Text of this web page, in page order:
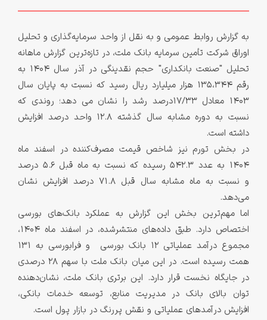
به گزارش روابط‌ عمومی و به نقل از واحد سرمایه‌گذاری و تحلیل
اوراق شرکت تأمین سرمایه بانک ملت، در تازه‌ترین گزارش ماهانه
تحلیل "صنعت بانکداری" حجم نقدینگی در آذر سال 1404 به
رقم 135،344 هزار میلیارد ریال رسید که نسبت به پایان سال
1403 معادل 17/33درصد رشد را نشان می دهد؛ روندی که
نسبت به دوره مشابه سال گذشته 12.8 واحد درصد افزایش
داشته است.
در بخش تورم نیز شاخص قیمت مصرف‌کننده در اسفند ماه
۱۴۰۴ به عدد 542.3 رسیده که نسبت به ماه قبل 5.6 درصد
و نسبت به ماه مشابه سال قبل 71.8 درصد افزایش نشان
می‌دهد.
اما مهم‌ترین بخش این گزارش به عملکرد بانک‌های بورسی
اختصاص دارد. طبق داده‌های منتشرشده، در اسفند ماه ۱۴۰۴،
مجموع درآمد عملیاتی ۱۲ بانک بورسی و فرابورسی به 131
همت رسیده است. در این میان بانک ملت با سهم ۲۸ درصدی
در جایگاه نخست قرار دارد. این برتری بانک ملت، نشان‌دهنده
توان بالای بانک در مدیریت منابع، توسعه خدمات بانکی،
افزایش درآمدهای عملیاتی و نقش پررنگ در بازار پول است.